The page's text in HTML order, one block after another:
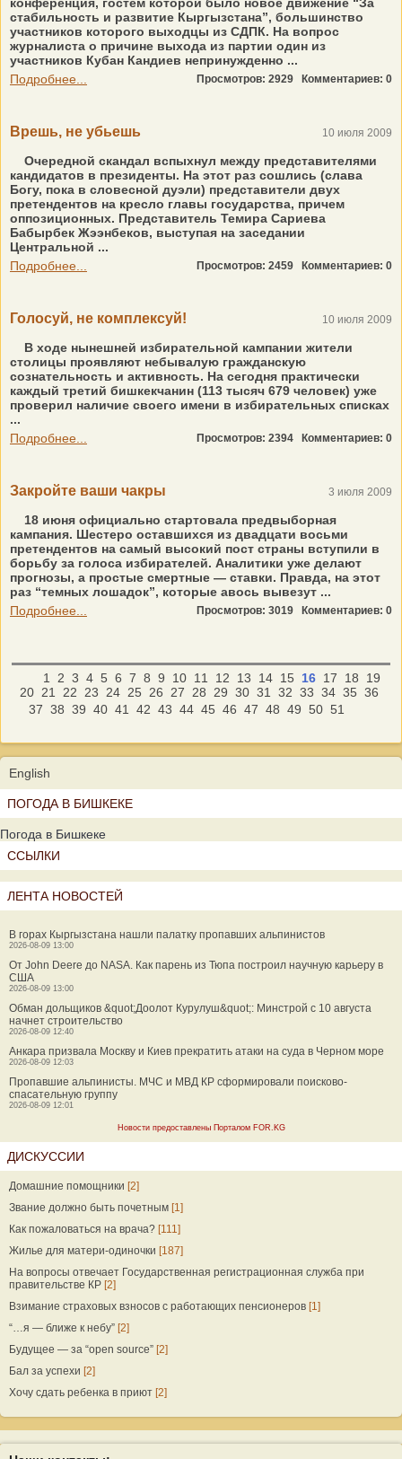
стабильность и развитие Кыргызстана”, большинство
участников которого выходцы из СДПК. На вопрос
журналиста о причине выхода из партии один из
участников Кубан Кандиев непринужденно ...
Подробнее...
Просмотров: 2929 Комментариев: 0
Врешь, не убьешь 10 июля 2009
Очередной скандал вспыхнул между представителями
кандидатов в президенты. На этот раз сошлись (слава
Богу, пока в словесной дуэли) представители двух
претендентов на кресло главы государства, причем
оппозиционных. Представитель Темира Сариева
Бабырбек Жээнбеков, выступая на заседании
Центральной ...
Подробнее...
Просмотров: 2459 Комментариев: 0
Голосуй, не комплексуй! 10 июля 2009
В ходе нынешней избирательной кампании жители
столицы проявляют небывалую гражданскую
сознательность и активность. На сегодня практически
каждый третий бишкекчанин (113 тысяч 679 человек) уже
проверил наличие своего имени в избирательных списках
...
Подробнее...
Просмотров: 2394 Комментариев: 0
Закройте ваши чакры 3 июля 2009
18 июня официально стартовала предвыборная
кампания. Шестеро оставшихся из двадцати восьми
претендентов на самый высокий пост страны вступили в
борьбу за голоса избирателей. Аналитики уже делают
прогнозы, а простые смертные — ставки. Правда, на этот
раз “темных лошадок”, которые авось вывезут ...
Подробнее...
Просмотров: 3019 Комментариев: 0
1 2 3 4 5 6 7 8 9 10 11 12 13 14 15 16 17 18
19
20 21 22 23 24 25 26 27 28 29 30 31 32 33 34 35 36
37 38 39 40 41 42 43 44 45 46 47 48 49 50 51
English
ПОГОДА В БИШКЕКЕ
Погода в Бишкеке
ССЫЛКИ
ЛЕНТА НОВОСТЕЙ
В горах Кыргызстана нашли палатку пропавших альпинистов
2026-08-09 13:00
От John Deere до NASA. Как парень из Тюпа построил научную карьеру в
США
2026-08-09 13:00
Обман дольщиков &quot;Доолот Курулуш&quot;: Минстрой с 10 августа
начнет строительство
2026-08-09 12:40
Анкара призвала Москву и Киев прекратить атаки на суда в Черном море
2026-08-09 12:03
Пропавшие альпинисты. МЧС и МВД КР сформировали поисково-
спасательную группу
2026-08-09 12:01
Новости предоставлены Порталом FOR.KG
ДИСКУССИИ
Домашние помощники [2]
Звание должно быть почетным [1]
Как пожаловаться на врача? [111]
Жилье для матери-одиночки [187]
На вопросы отвечает Государственная регистрационная служба при
правительстве КР [2]
Взимание страховых взносов с работающих пенсионеров [1]
“…я — ближе к небу” [2]
Будущее — за “open source” [2]
Бал за успехи [2]
Хочу сдать ребенка в приют [2]